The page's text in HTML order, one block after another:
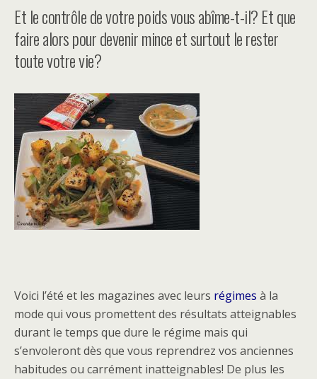
Et le contrôle de votre poids vous abîme-t-il? Et que
faire alors pour devenir mince et surtout le rester
toute votre vie?
Voici l’été et les magazines avec leurs régimes à la
mode qui vous promettent des résultats atteignables
durant le temps que dure le régime mais qui
s’envoleront dès que vous reprendrez vos anciennes
habitudes ou carrément inatteignables! De plus les